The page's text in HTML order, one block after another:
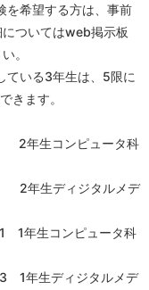
を希望する方は、事前
ついてはweb掲示板
。
ている3年生は、5限に
きます。
生コンピュータ科
ジタルメデ
ンピュータ科
ィジタルメデ